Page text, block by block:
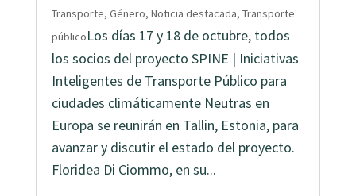
Transporte, Género, Noticia destacada, Transporte
públicoLos días 17 y 18 de octubre, todos
los socios del proyecto SPINE | Iniciativas
Inteligentes de Transporte Público para
ciudades climáticamente Neutras en
Europa se reunirán en Tallin, Estonia, para
avanzar y discutir el estado del proyecto.
Floridea Di Ciommo, en su...